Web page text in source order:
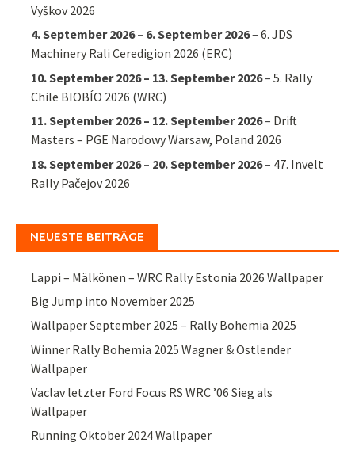
Vyškov 2026
4. September 2026– 6. September 2026–6. JDS
Machinery Rali Ceredigion 2026 (ERC)
10. September 2026– 13. September 2026–5. Rally
Chile BIOBÍO 2026 (WRC)
11. September 2026– 12. September 2026– Drift
Masters – PGE Narodowy Warsaw, Poland 2026
18. September 2026– 20. September 2026– 47. Invelt
Rally Pačejov 2026
NEUESTE BEITRÄGE
Lappi – Mälkönen – WRC Rally Estonia 2026 Wallpaper
Big Jump into November 2025
Wallpaper September 2025 – Rally Bohemia 2025
Winner Rally Bohemia 2025 Wagner & Ostlender
Wallpaper
Vaclav letzter Ford Focus RS WRC ’06 Sieg als
Wallpaper
Running Oktober 2024 Wallpaper